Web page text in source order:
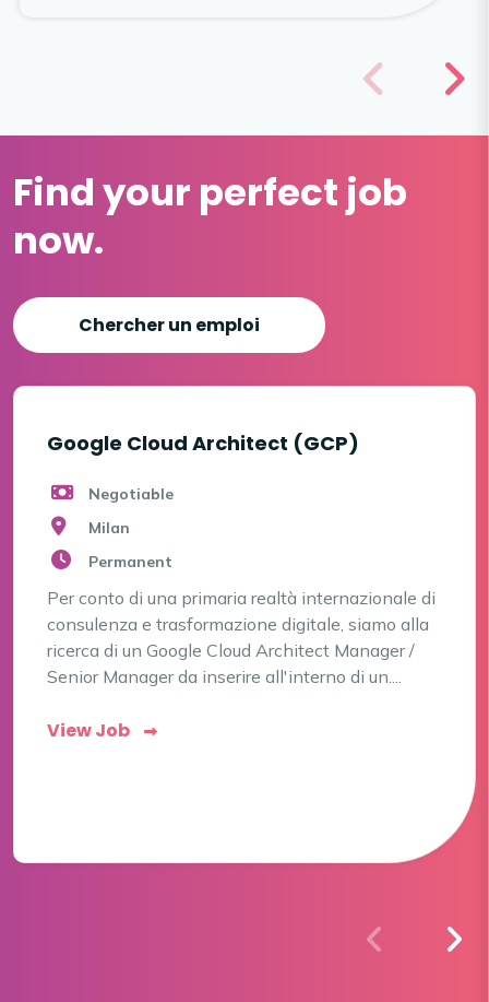
Find your perfect job
now.
Chercher un emploi
Google Cloud Architect (GCP)
Negotiable
Milan
Permanent
Per conto di una primaria realtà internazionale di
consulenza e trasformazione digitale, siamo alla
ricerca di un Google Cloud Architect Manager /
Senior Manager da inserire all'interno di un....
View Job